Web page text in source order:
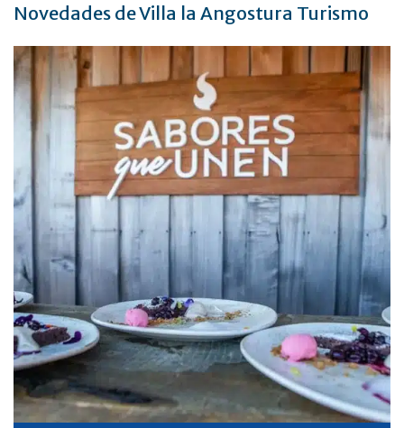
Novedades de Villa la Angostura Turismo